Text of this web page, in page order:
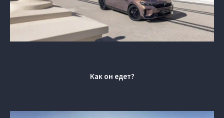
Как он едет?